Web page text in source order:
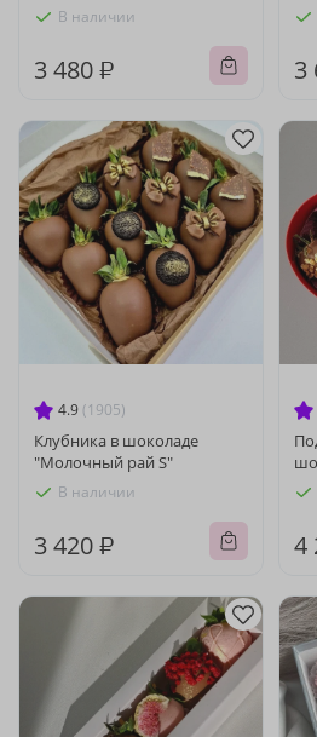
В наличии
3 480 ₽ 3
4.9 (1905)
Клубника в шоколаде
"Молочный рай S"
В наличии
3 420 ₽ 4